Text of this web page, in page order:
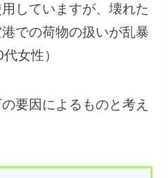
していますが、壊れた
での荷物の扱いが乱暴
女性）
要因によるものと考え